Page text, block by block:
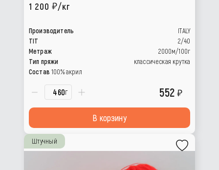
1 200
/кг
Производитель
ITALY
TIT
2/40
Метраж
2000м/100г
Тип пряжи
классическая крутка
Состав 100% акрил
г 552
В корзину
Штучный